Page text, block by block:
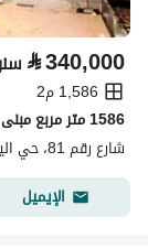
⃁340,000
1,586 م2
1586 متر مربع مبنى معارض للإيجار في الياسمين، الرياض
شارع رقم 81، حي الياسمين، شمال الرياض، الرياض
الإيميل